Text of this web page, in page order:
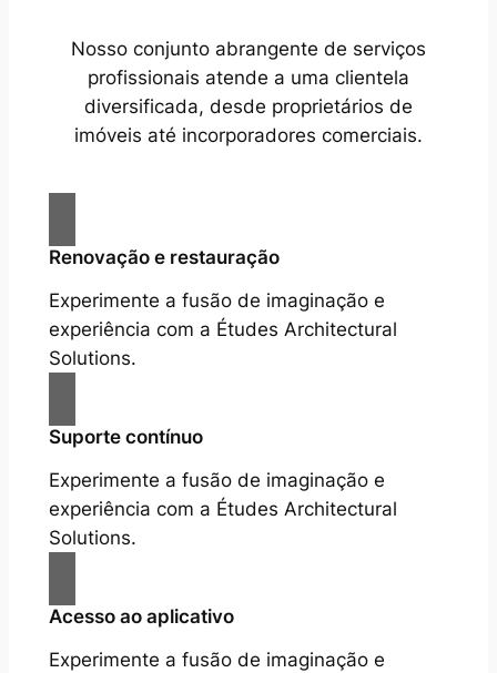
Nosso conjunto abrangente de serviços
profissionais atende a uma clientela
diversificada, desde proprietários de
imóveis até incorporadores comerciais.
Renovação e restauração
Experimente a fusão de imaginação e
experiência com a Études Architectural
Solutions.
Suporte contínuo
Experimente a fusão de imaginação e
experiência com a Études Architectural
Solutions.
Acesso ao aplicativo
Experimente a fusão de imaginação e